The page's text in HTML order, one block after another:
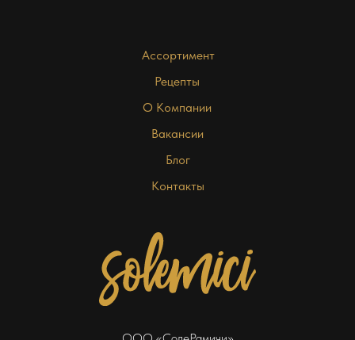
Ассортимент
Рецепты
О Компании
Блог
Контакты
Вакансии